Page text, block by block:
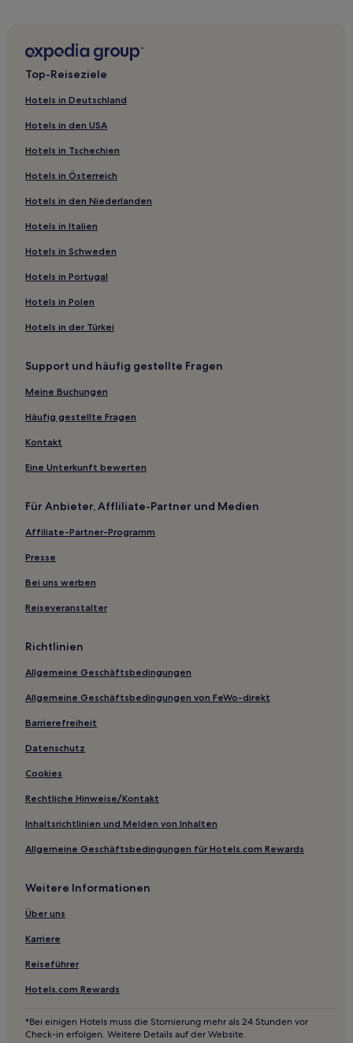
Hotels nahe Wakura Showa Museum
Hotels nahe Bessyodake Sky Deck
Hotels nahe Ishizuyama Panorama-Observatorium
Nakanoto Hotels
Hotels nahe 21st Century Museum of Contemporary Art
Hotels nahe Tempel Myouryû-ji
Higashiyama-Higashi: Hotels
Hotels nahe Kanazawa Yasue Blattgold-Museum
Hotels nahe Kanazawa Schlosspark
Uchinada Hotels
Kreis Kashima: Hotels
Hotels nahe Kami Tokikuni-ke Residenz
Nishi-Izumi Hotels
Hotels nahe Burg Kanazawa
Wajima Hotels
Nagata Hotels
Ryokans in Präfektur Ishikawa
Ryokans in Kanazawa
Gasthäuser in Kanazawa
Aparthotels in Kanazawa
Ryokans in Nanao
Ryokans in Akasaki Onsen
Ryokans in Wakura Onsen
Hotels mit Wellnessbereich in Nanao
Günstige in Wajima
Hotels mit Parkplatz in Wajima
Business nahe Sekinohana
Hotels mit inbegriffenem Frühstück in Kanazawa
Günstige in Präfektur Ishikawa
2-Sterne-Hotels in Wajima
4-Sterne-Hotels in Kanazawa
Top-Reiseziele
Hotels in Deutschland
Hotels in den USA
Hotels in Tschechien
Hotels in Österreich
Hotels in den Niederlanden
Hotels in Italien
Hotels in Schweden
Hotels in Portugal
Hotels in Polen
Hotels in der Türkei
Support und häufig gestellte Fragen
Meine Buchungen
Häufig gestellte Fragen
Kontakt
Eine Unterkunft bewerten
Für Anbieter, Affliliate-Partner und Medien
Affiliate-Partner-Programm
Presse
Bei uns werben
Reiseveranstalter
Richtlinien
Allgemeine Geschäftsbedingungen
Allgemeine Geschäftsbedingungen von FeWo-direkt
Barrierefreiheit
Datenschutz
Cookies
Rechtliche Hinweise/Kontakt
Inhaltsrichtlinien und Melden von Inhalten
Allgemeine Geschäftsbedingungen für Hotels.com Rewards
Weitere Informationen
Über uns
Karriere
Reiseführer
Hotels.com Rewards
*Bei einigen Hotels muss die Stornierung mehr als 24 Stunden vor
Check-in erfolgen. Weitere Details auf der Website.